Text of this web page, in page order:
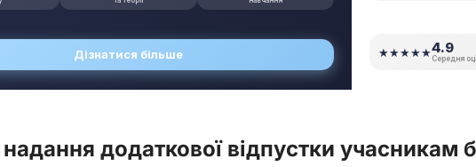
додаткової відпустки учасникам